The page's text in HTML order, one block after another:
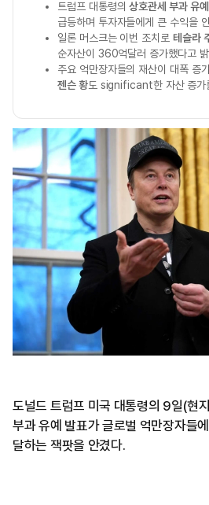
트럼프 대통령의상호관세 부과 유예
급등하며 투자자들에게 큰 수익을
일론 머스크는 이번 조치로 테슬라
순자산이 360억달러 증가했다고
주요 억만장자들의 재산이 대폭 증
젠슨 황도 significant한 자산 증가
도널드 트럼프 미국 대통령의 9일(현
부과 유예 발표가 글로벌 억만장자들
달하는 잭팟을 안겼다.